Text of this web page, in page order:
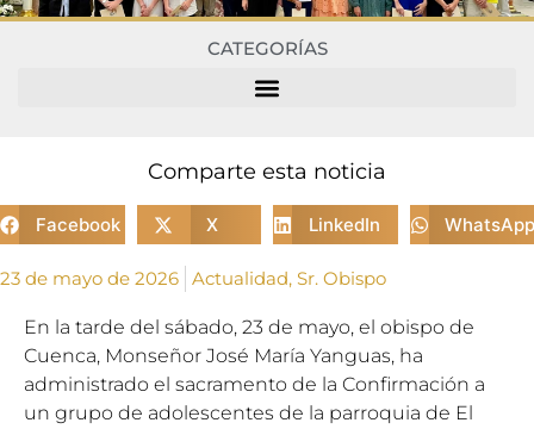
CATEGORÍAS
Comparte esta noticia
Facebook X LinkedIn WhatsApp
23 de mayo de 2026 Actualidad, Sr. Obispo
En la tarde del sábado, 23 de mayo, el obispo de
Cuenca, Monseñor José María Yanguas, ha
administrado el sacramento de la Confirmación a
un grupo de adolescentes de la parroquia de El